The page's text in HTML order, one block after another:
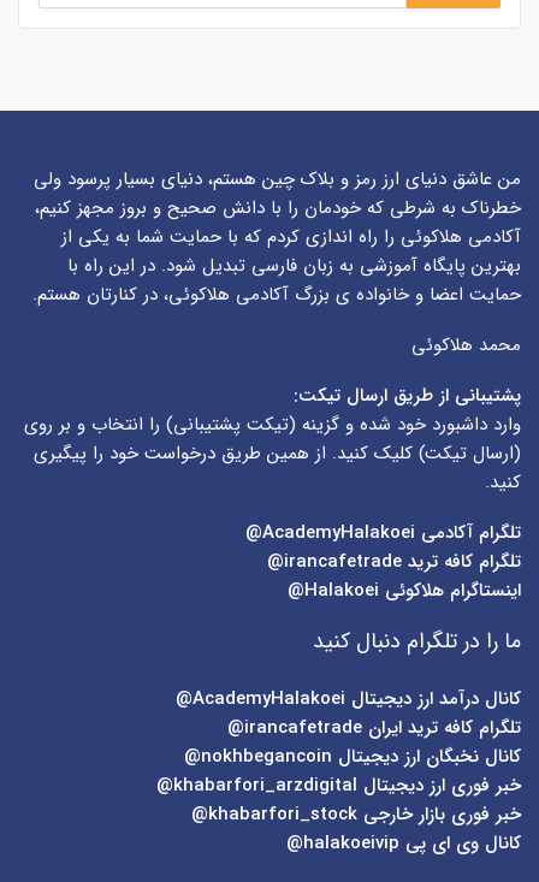
من عاشق دنیای ارز رمز و بلاک چین هستم، دنیای بسیار پرسود ولی
خطرناک به شرطی که خودمان را با دانش صحیح و بروز مجهز کنیم،
آکادمی هلاکوئی را راه اندازی کردم که با حمایت شما به یکی از
بهترین پایگاه آموزشی به زبان فارسی تبدیل شود. در این راه با
حمایت اعضا و خانواده ی بزرگ آکادمی هلاکوئی، در کنارتان هستم.
محمد هلاکوئی
پشتیبانی از طریق ارسال تیکت:
وارد داشبورد خود شده و گزینه (تیکت پشتیبانی) را انتخاب و بر روی
(ارسال تیکت) کلیک کنید. از همین طریق درخواست خود را پیگیری
کنید.
تلگرام آکادمی
تلگرام کافه ترید irancafetrade@
اینستاگرام هلاکوئی Halakoei@
ما را در تلگرام دنبال کنید
کانال درآمد ارز دیجیتال AcademyHalakoei@
تلگرام کافه ترید ایران irancafetrade@
کانال نخبگان ارز دیجیتال nokhbegancoin@
خبر فوری ارز دیجیتال khabarfori_arzdigital@
خبر فوری بازار خارجی khabarfori_stock@
کانال وی ای پی halakoeivip@